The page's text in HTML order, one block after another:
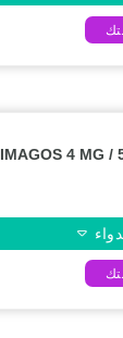
IMAGOS 4 MG